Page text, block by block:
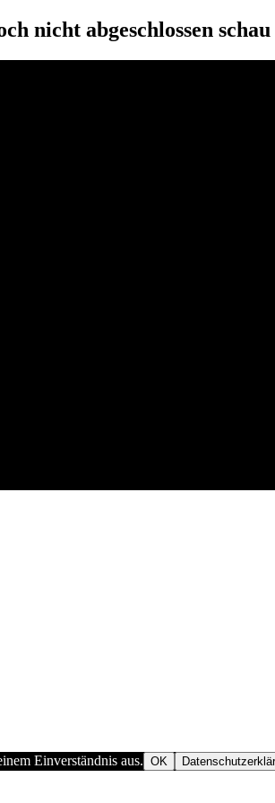
nicht abgeschlossen
Einverständnis aus. OK